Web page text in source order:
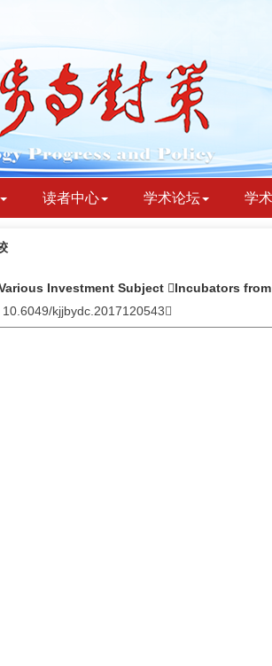
读者中心 学术论坛 学
Investment Subject Incubators
kjjbydc.2017120543